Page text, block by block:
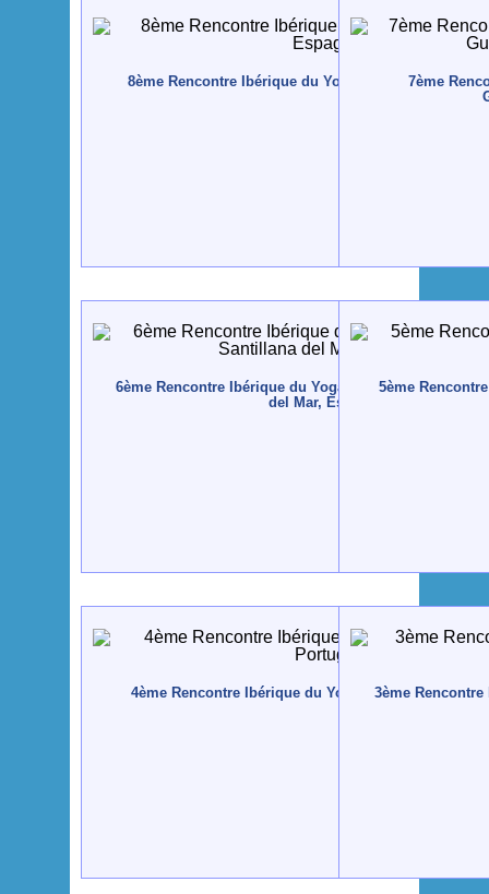
8ème Rencontre Ibérique du Yoga - 2015 - Zestoa,
7ème
6ème Rencontre Ibérique du Yoga - 2012 - Altamira /
del Mar, Espagne
5ème
4ème Rencontre Ibérique du Yoga - 2010 - Tavira,
3ème